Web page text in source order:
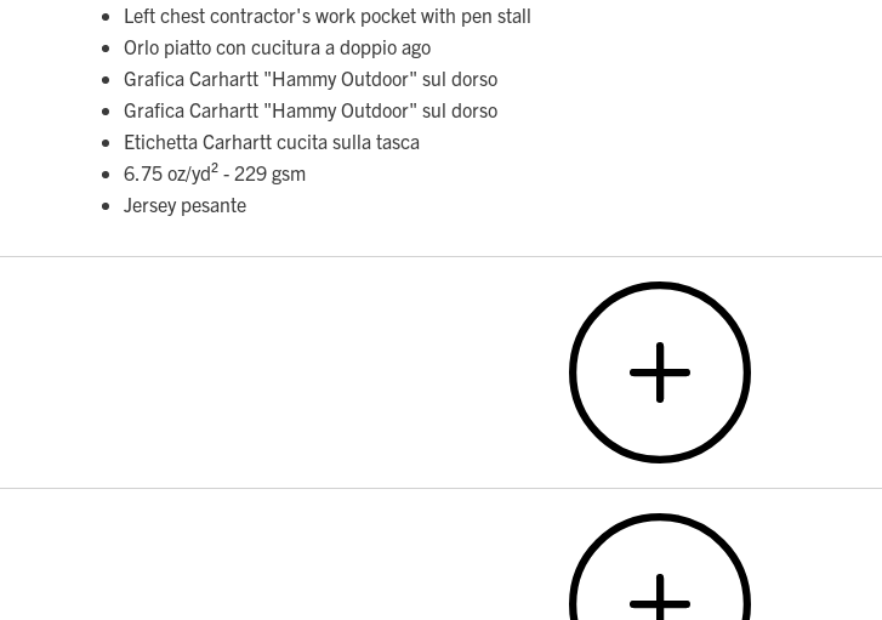
Left chest contractor's work pocket with pen stall
Orlo piatto con cucitura a doppio ago
Grafica Carhartt "Hammy Outdoor" sul dorso
Grafica Carhartt "Hammy Outdoor" sul dorso
Etichetta Carhartt cucita sulla tasca
6.75 oz/yd² - 229 gsm
Jersey pesante